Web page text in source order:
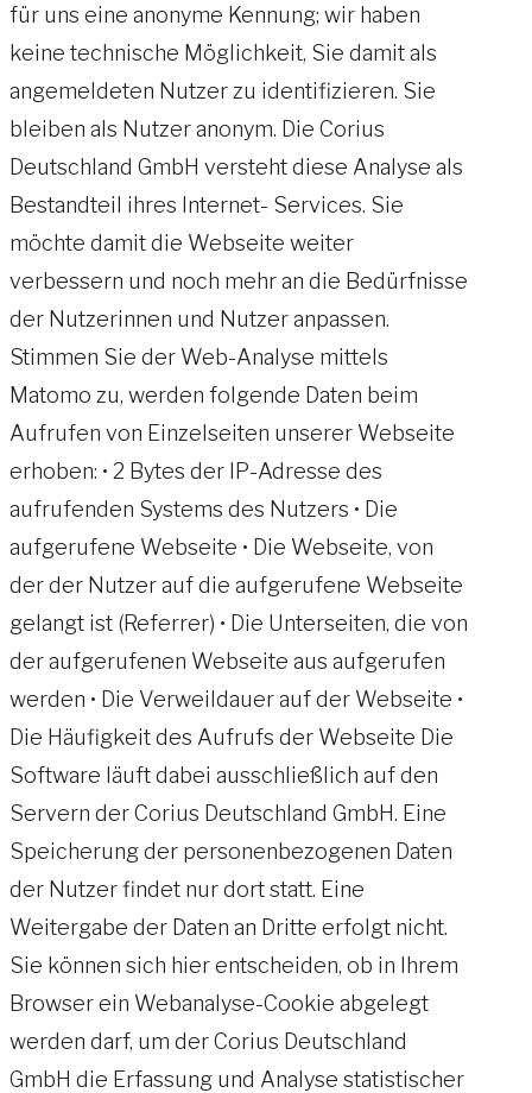
für uns eine anonyme Kennung; wir haben
keine technische Möglichkeit, Sie damit als
angemeldeten Nutzer zu identifizieren. Sie
bleiben als Nutzer anonym. Die Corius
Deutschland GmbH versteht diese Analyse als
Bestandteil ihres Internet- Services. Sie
möchte damit die Webseite weiter
verbessern und noch mehr an die Bedürfnisse
der Nutzerinnen und Nutzer anpassen.
Stimmen Sie der Web-Analyse mittels
Matomo zu, werden folgende Daten beim
Aufrufen von Einzelseiten unserer Webseite
erhoben: • 2 Bytes der IP-Adresse des
aufrufenden Systems des Nutzers • Die
aufgerufene Webseite • Die Webseite, von
der der Nutzer auf die aufgerufene Webseite
gelangt ist (Referrer) • Die Unterseiten, die von
der aufgerufenen Webseite aus aufgerufen
werden • Die Verweildauer auf der Webseite •
Die Häufigkeit des Aufrufs der Webseite Die
Software läuft dabei ausschließlich auf den
Servern der Corius Deutschland GmbH. Eine
Speicherung der personenbezogenen Daten
der Nutzer findet nur dort statt. Eine
Weitergabe der Daten an Dritte erfolgt nicht.
Sie können sich hier entscheiden, ob in Ihrem
Browser ein Webanalyse-Cookie abgelegt
werden darf, um der Corius Deutschland
GmbH die Erfassung und Analyse statistischer